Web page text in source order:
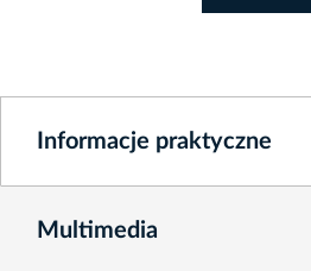
Informacje praktyczne
Multimedia